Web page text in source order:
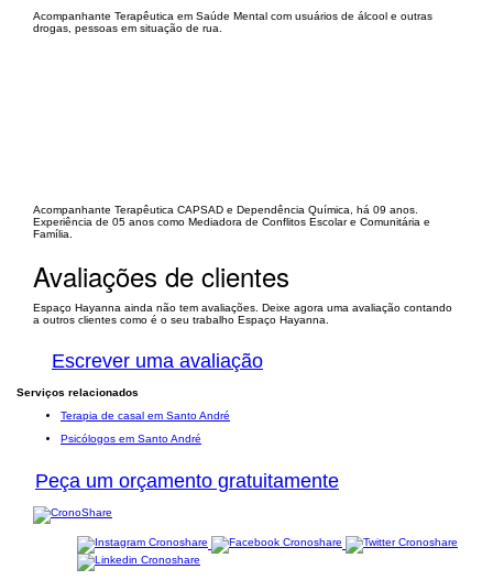
Acompanhante Terapêutica em Saúde Mental com usuários de álcool e outras
drogas, pessoas em situação de rua.
Acompanhante Terapêutica CAPSAD e Dependência Química, há 09 anos.
Experiência de 05 anos como Mediadora de Conflitos Escolar e Comunitária e
Família.
Avaliações de clientes
Espaço Hayanna ainda não tem avaliações. Deixe agora uma avaliação contando
a outros clientes como é o seu trabalho Espaço Hayanna.
Escrever uma avaliação
Serviços relacionados
Terapia de casal em Santo André
Psicólogos em Santo André
Peça um orçamento gratuitamente